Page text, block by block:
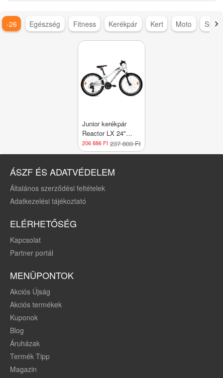
-26 Egészség Fitness Kerékpár Kert Moto Sport
Junior kerékpár
Reactor LX 24"
2025, 10 éves
kortól ajánlott,
abroncsok, 21
Shimano váltókarok
16" (155-165 cm)
206 886 Ft 237 800 Ft
ÁSZF ÉS ADATVÉDELEM
Általános szerződési feltételek
Adatkezelési tájékoztató
ELÉRHETŐSÉG
Kapcsolat
Partner portál
MENÜPONTOK
Akciós Újság
Akciós termékek
Kuponok
Blog
Áruházak
Termék Tipp
Magazin